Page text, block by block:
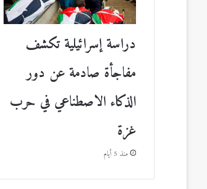
دراسة إسرائيلية تكشف
مفاجأة صادمة عن دور
الذكاء الاصطناعي في حرب
غزة
منذ 5 أيام